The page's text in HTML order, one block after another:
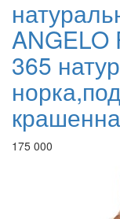
ANGELO
365
175 000